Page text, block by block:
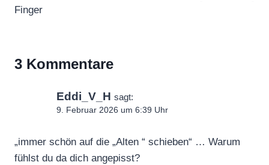
Finger
3 Kommentare
Eddi_V_H sagt:
9. Februar 2026 um 6:39 Uhr
„immer schön auf die „Alten “ schieben“ … Warum
fühlst du da dich angepisst?